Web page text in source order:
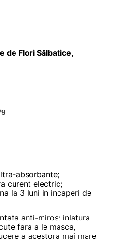
de Flori Sălbatice,
absorbante;
curent electric;
la 3 luni in incaperi de
anti-miros: inlatura
fara a le masca,
a acestora mai mare